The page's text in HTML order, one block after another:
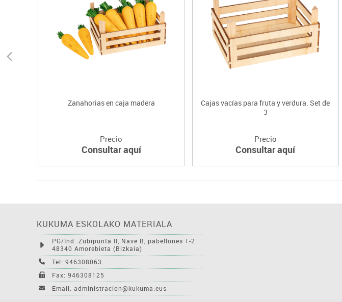
Zanahorias en caja madera
Precio
Consultar aquí
Cajas vacías para fruta y verdura. Set de
3
Precio
Consultar aquí
KUKUMA ESKOLAKO MATERIALA
PG/Ind. Zubipunta II, Nave B, pabellones 1-2
48340 Amorebieta (Bizkaia)
Tel: 946308063
Fax: 946308125
Email: administracion@kukuma.eus